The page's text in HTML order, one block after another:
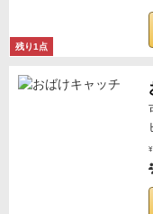
残り1点
¥